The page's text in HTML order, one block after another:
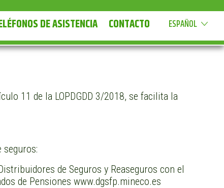
DE ASISTENCIA CONTACTO ESPAÑOL
11 de la LOPDGDD 3/2018, se facilita la
de Seguros y Reaseguros con el
de Pensiones www.dgsfp.mineco.es